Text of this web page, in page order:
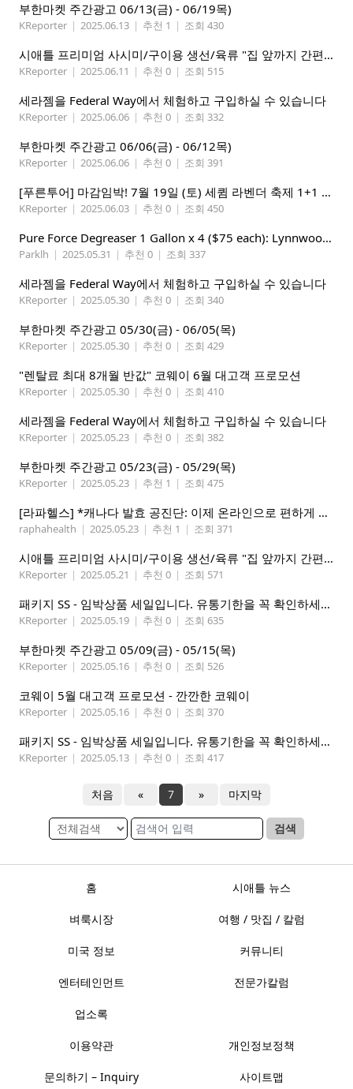
부한마켓 주간광고 06/13(금) - 06/19목)
KReporter | 2025.06.13 | 추천 1 | 조회 430
시애틀 프리미엄 사시미/구이용 생선/육류 "집 앞까지 간편하게" – 영오션닷컴
KReporter | 2025.06.11 | 추천 0 | 조회 515
세라젬을 Federal Way에서 체험하고 구입하실 수 있습니다
KReporter | 2025.06.06 | 추천 0 | 조회 332
부한마켓 주간광고 06/06(금) - 06/12목)
KReporter | 2025.06.06 | 추천 0 | 조회 391
[푸른투어] 마감임박! 7월 19일 (토) 세큄 라벤더 축제 1+1 이벤트
KReporter | 2025.06.03 | 추천 0 | 조회 450
Pure Force Degreaser 1 Gallon x 4 ($75 each): Lynnwood 지역
Parklh | 2025.05.31 | 추천 0 | 조회 337
세라젬을 Federal Way에서 체험하고 구입하실 수 있습니다
KReporter | 2025.05.30 | 추천 0 | 조회 340
부한마켓 주간광고 05/30(금) - 06/05(목)
KReporter | 2025.05.30 | 추천 0 | 조회 429
"렌탈료 최대 8개월 반값" 코웨이 6월 대고객 프로모션
KReporter | 2025.05.30 | 추천 0 | 조회 410
세라젬을 Federal Way에서 체험하고 구입하실 수 있습니다
KReporter | 2025.05.23 | 추천 0 | 조회 382
부한마켓 주간광고 05/23(금) - 05/29(목)
KReporter | 2025.05.23 | 추천 1 | 조회 475
[라파헬스] *캐나다 발효 공진단: 이제 온라인으로 편하게 구매하세요.*
raphahealth | 2025.05.23 | 추천 1 | 조회 371
시애틀 프리미엄 사시미/구이용 생선/육류 "집 앞까지 간편하게" – 영오션닷컴
KReporter | 2025.05.21 | 추천 0 | 조회 571
패키지 SS - 임박상품 세일입니다. 유통기한을 꼭 확인하세요.
KReporter | 2025.05.19 | 추천 0 | 조회 635
부한마켓 주간광고 05/09(금) - 05/15(목)
KReporter | 2025.05.16 | 추천 0 | 조회 526
코웨이 5월 대고객 프로모션 - 깐깐한 코웨이
KReporter | 2025.05.16 | 추천 0 | 조회 370
패키지 SS - 임박상품 세일입니다. 유통기한을 꼭 확인하세요.
KReporter | 2025.05.13 | 추천 0 | 조회 417
처음 « 7 » 마지막
검색
홈 시애틀 뉴스
벼룩시장 여행 / 맛집 / 칼럼
미국 정보 커뮤니티
엔터테인먼트 전문가칼럼
업소록
이용약관 개인정보정책
문의하기 – Inquiry 사이트맵